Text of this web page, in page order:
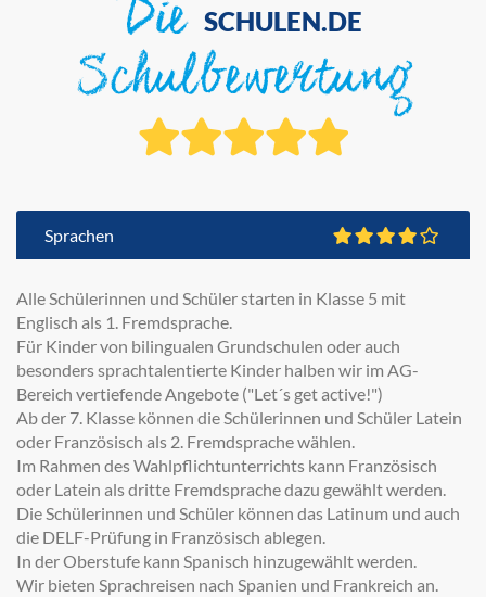
Die SCHULEN.DE
Schulbewertung
Sprachen
Alle Schülerinnen und Schüler starten in Klasse 5 mit
Englisch als 1. Fremdsprache.
Für Kinder von bilingualen Grundschulen oder auch
besonders sprachtalentierte Kinder halben wir im AG-
Bereich vertiefende Angebote ("Let´s get active!")
Ab der 7. Klasse können die Schülerinnen und Schüler Latein
oder Französisch als 2. Fremdsprache wählen.
Im Rahmen des Wahlpflichtunterrichts kann Französisch
oder Latein als dritte Fremdsprache dazu gewählt werden.
Die Schülerinnen und Schüler können das Latinum und auch
die DELF-Prüfung in Französisch ablegen.
In der Oberstufe kann Spanisch hinzugewählt werden.
Wir bieten Sprachreisen nach Spanien und Frankreich an.